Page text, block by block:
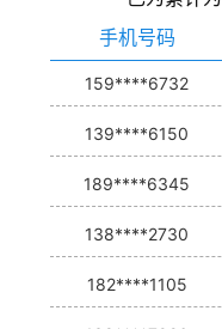
手机号码
159****6732
139****6150
189****6345
138****2730
182****1105